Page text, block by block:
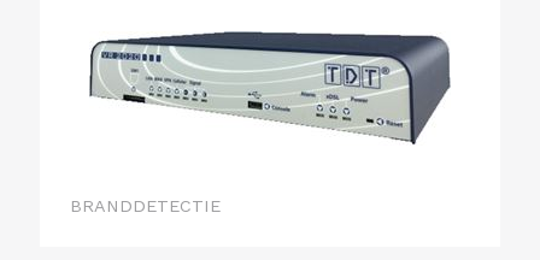
BRANDDETECTIE